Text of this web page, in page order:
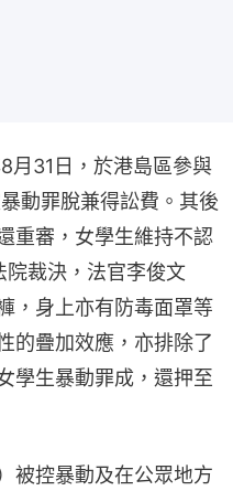
月31日，於港島區參與
動罪脫兼得訟費。其後
重審，女學生維持不認
裁決，法官李俊文
，身上亦有防毒面罩等
的疊加效應，亦排除了
學生暴動罪成，還押至
被控暴動及在公眾地方